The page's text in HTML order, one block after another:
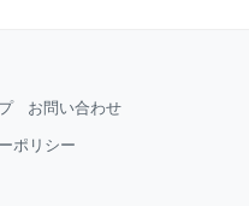
お問い合わせ
ポリシー